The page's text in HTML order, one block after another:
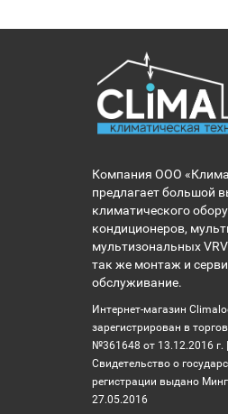
Компания ООО
предлагает большой
климатического
кондиционеров,
мультизональных
так же монтаж и
обслуживание.
Интернет-магазин
зарегистрирован в
№361648 от 13.12.2016 г.
Свидетельство о
регистрации выдано
27.05.2016